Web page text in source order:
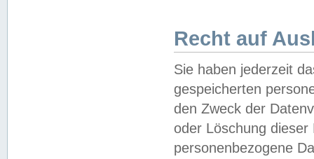
Recht auf
Sie haben jederzeit
gespeicherten
den Zweck der
oder Löschung
personenbezogene